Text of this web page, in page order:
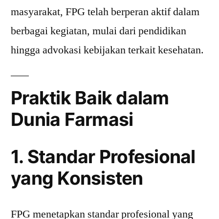
masyarakat, FPG telah berperan aktif dalam
berbagai kegiatan, mulai dari pendidikan
hingga advokasi kebijakan terkait kesehatan.
Praktik Baik dalam
Dunia Farmasi
1. Standar Profesional
yang Konsisten
FPG menetapkan standar profesional yang